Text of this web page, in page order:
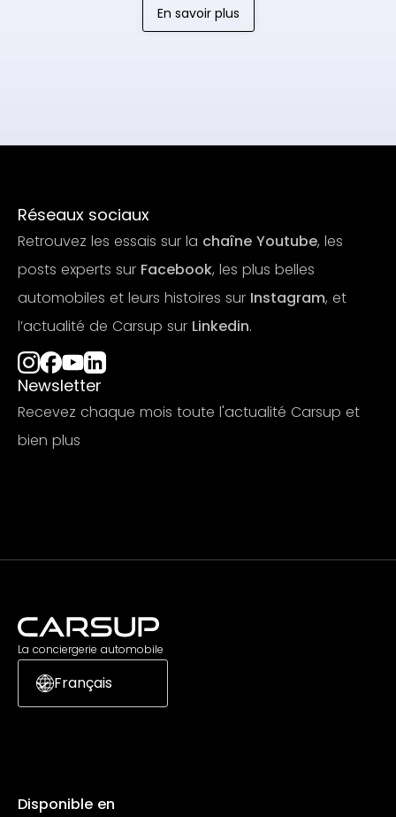
En savoir plus
Réseaux sociaux
Retrouvez les essais sur la chaîne Youtube, les
posts experts sur Facebook, les plus belles
automobiles et leurs histoires sur Instagram, et
l’actualité de Carsup sur Linkedin.
Newsletter
Recevez chaque mois toute l'actualité Carsup et
bien plus
La conciergerie automobile
Français
Disponible en